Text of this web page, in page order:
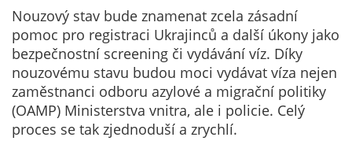
Nouzový stav bude znamenat zcela zásadní
pomoc pro registraci Ukrajinců a další úkony jako
bezpečnostní screening či vydávání víz. Díky
nouzovému stavu budou moci vydávat víza nejen
zaměstnanci odboru azylové a migrační politiky
(OAMP) Ministerstva vnitra, ale i policie. Celý
proces se tak zjednoduší a zrychlí.
Analytické
cookies nám
umožňují
měření
výkonu
našeho webu
a našich
reklamních